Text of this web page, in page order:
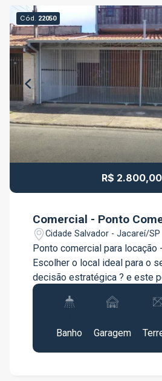
Cód. 22050
R$
Comercial - Ponto
Cidade Salvador - Jacareí/SP
Ponto comercial para locação
Escolher o local ideal para o
decisão estratégica ? e este
oferece exatamente o que
crescer. Localizado no bairro Cidade Salvador, o
boa circulação de pessoas e
público-alvo, favorecendo a
Banho
Garagem